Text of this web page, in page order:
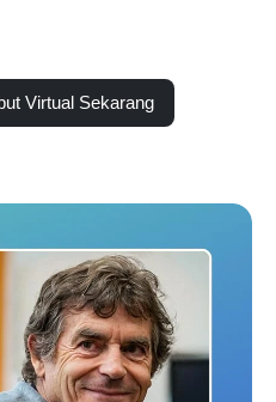
Virtual Sekarang